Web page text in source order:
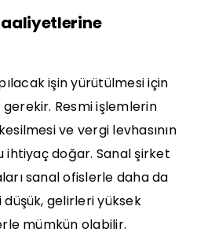
işin yürütülmesi için
Resmi işlemlerin
ve vergi levhasının
ihtiyaç doğar. Sanal şirket
sanal ofislerle daha da
gelirleri yüksek
mümkün olabilir.